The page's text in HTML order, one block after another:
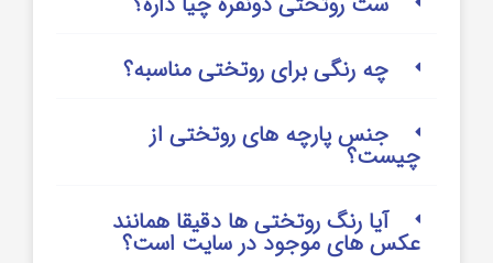
چه رنگی برای روتختی مناسبه؟
جنس پارچه های روتختی از
چیست؟
آیا رنگ روتختی ها دقیقا همانند
عکس های موجود در سایت است؟